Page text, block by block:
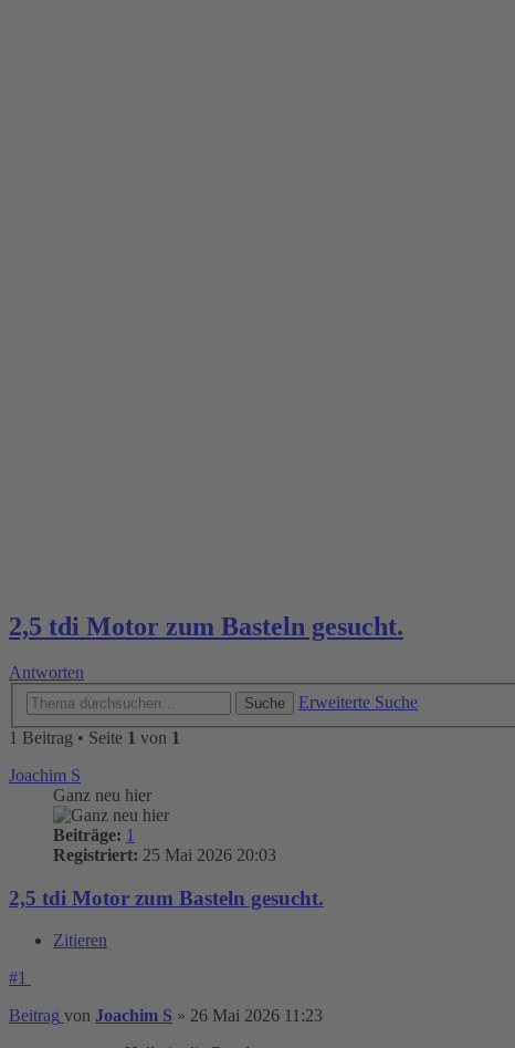
2,5 tdi Motor zum Basteln gesucht.
Antworten
Suche
Erweiterte Suche
1 Beitrag • Seite 1 von 1
Joachim S
Ganz neu hier
Beiträge: 1
Registriert: 25 Mai 2026 20:03
2,5 tdi Motor zum Basteln gesucht.
Zitieren
#1
Beitrag von Joachim S » 26 Mai 2026 11:23